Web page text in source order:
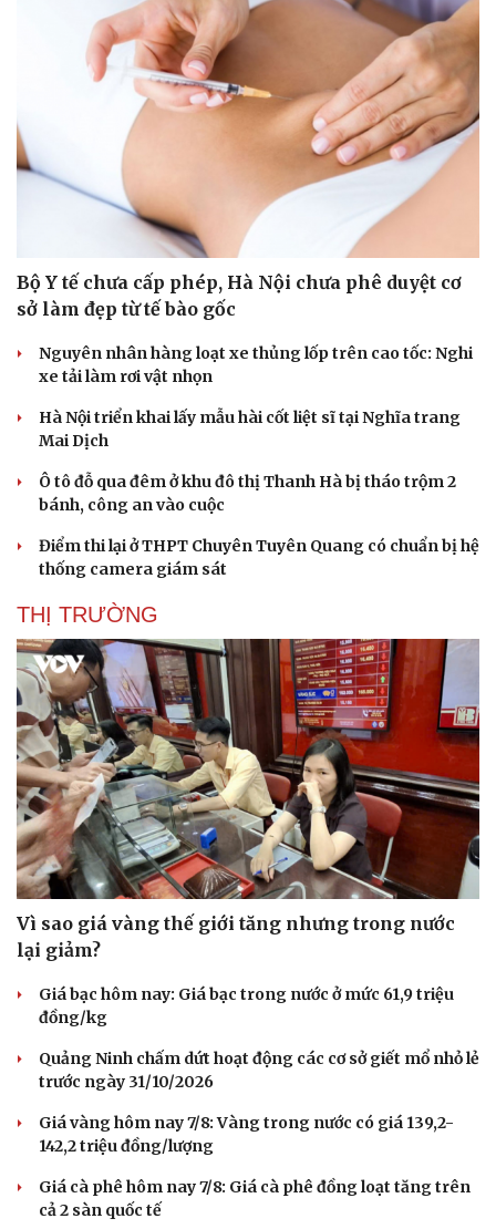
Bộ Y tế chưa cấp phép, Hà Nội chưa phê duyệt cơ
sở làm đẹp từ tế bào gốc
Nguyên nhân hàng loạt xe thủng lốp trên cao tốc: Nghi
xe tải làm rơi vật nhọn
Hà Nội triển khai lấy mẫu hài cốt liệt sĩ tại Nghĩa trang
Mai Dịch
Ô tô đỗ qua đêm ở khu đô thị Thanh Hà bị tháo trộm 2
bánh, công an vào cuộc
Điểm thi lại ở THPT Chuyên Tuyên Quang có chuẩn bị hệ
thống camera giám sát
THỊ TRƯỜNG
Vì sao giá vàng thế giới tăng nhưng trong nước
lại giảm?
Giá bạc hôm nay: Giá bạc trong nước ở mức 61,9 triệu
đồng/kg
Quảng Ninh chấm dứt hoạt động các cơ sở giết mổ nhỏ lẻ
trước ngày 31/10/2026
Giá vàng hôm nay 7/8: Vàng trong nước có giá 139,2-
142,2 triệu đồng/lượng
Giá cà phê hôm nay 7/8: Giá cà phê đồng loạt tăng trên
cả 2 sàn quốc tế